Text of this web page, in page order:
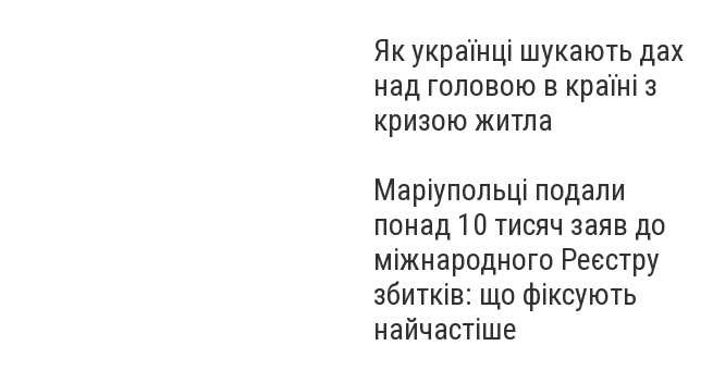
Як українці шукають дах
над головою в країні з
кризою житла
Маріупольці подали
понад 10 тисяч заяв до
міжнародного Реєстру
збитків: що фіксують
найчастіше